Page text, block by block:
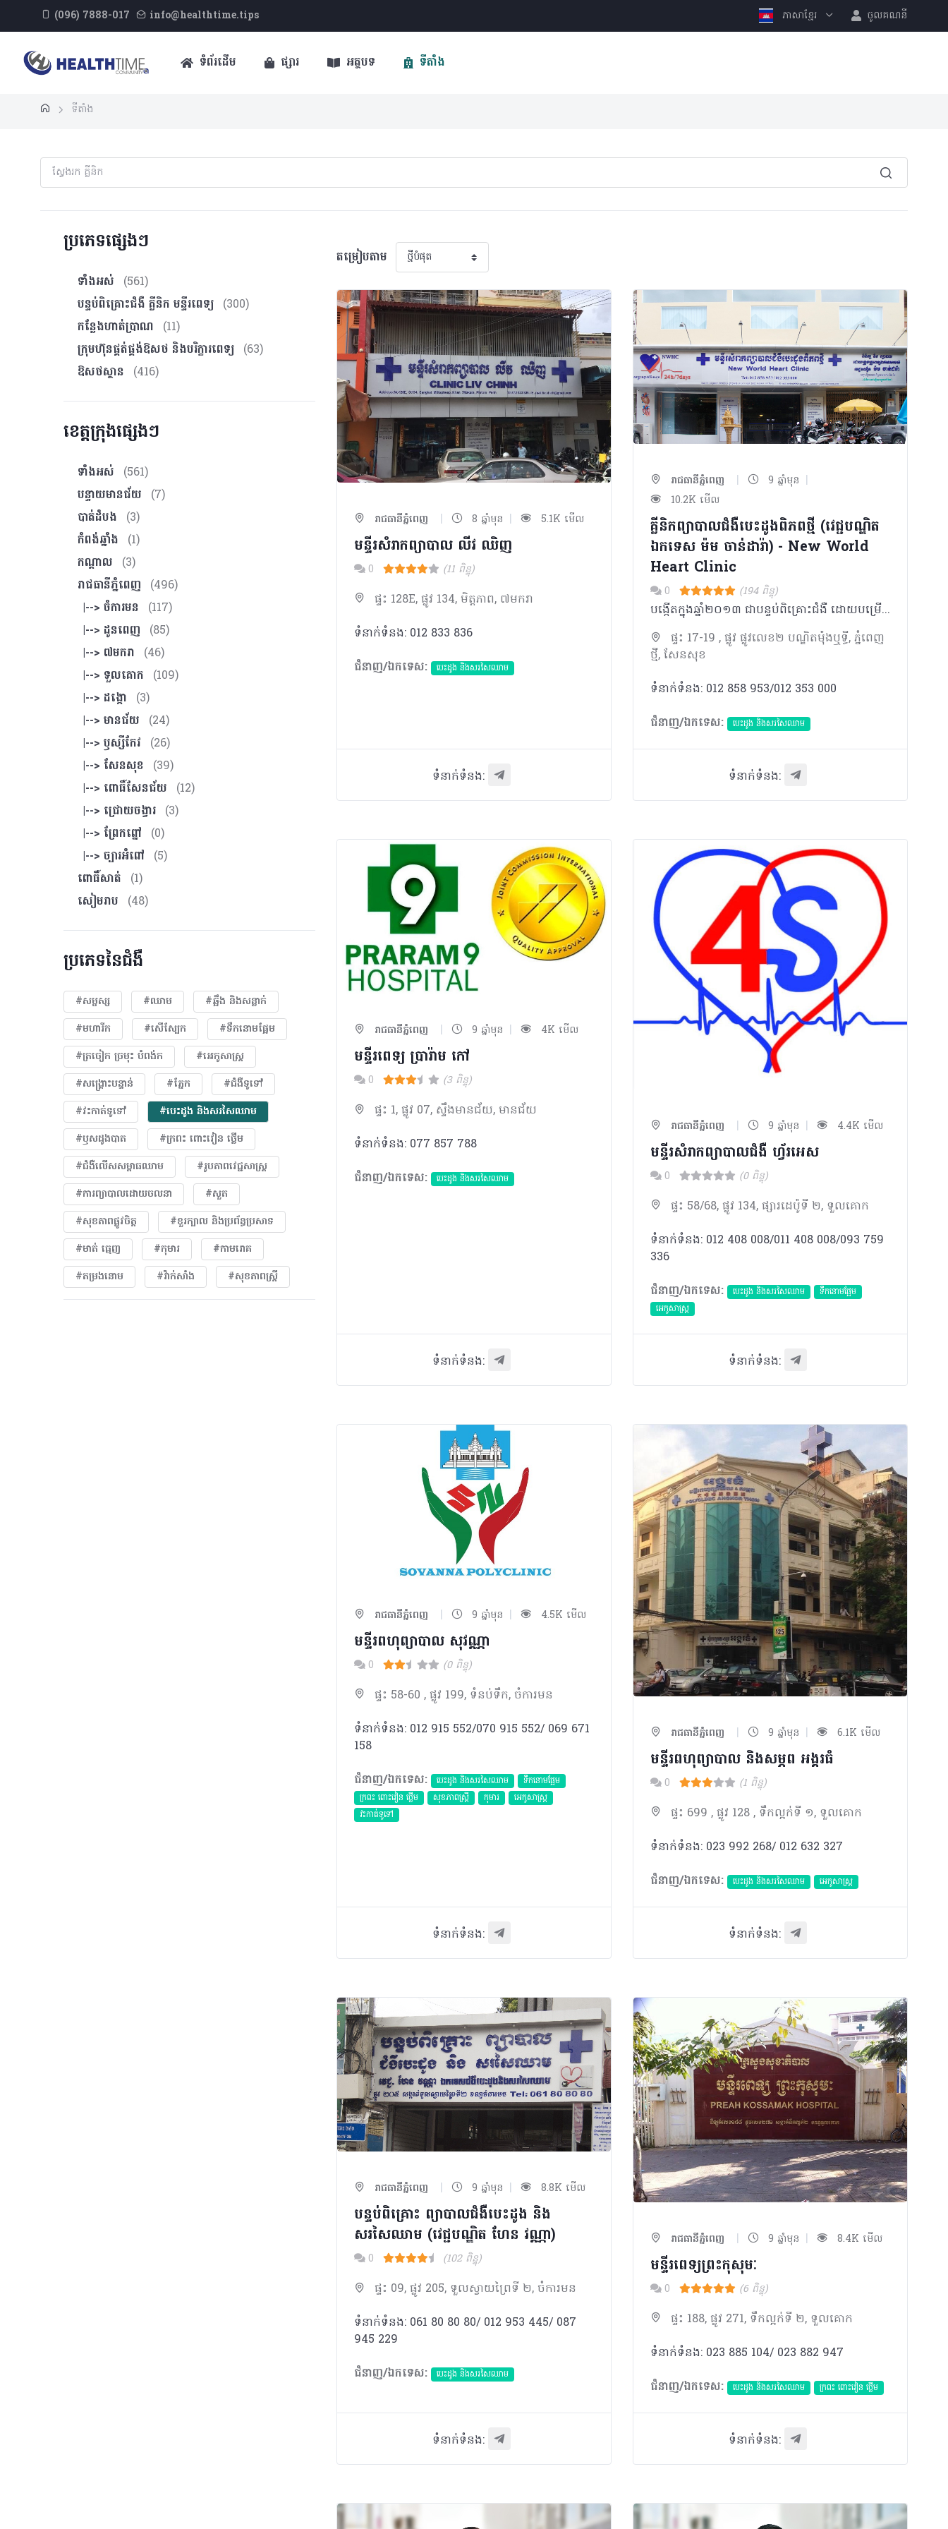
(096) 7888-017 info@healthtime.tips ភាសាខ្មែរ ចូលគណនី
ទំព័រដើម ផ្សារ អត្ថបទ ទីតាំង
ទីតាំង
ប្រភេទផ្សេងៗ
ទាំងអស់
(561)
បន្ទប់ពិគ្រោះ​ជំងឺ គ្លីនិក មន្ទីរពេទ្យ (300)
កន្លែងហាត់ប្រាណ
(11)
ក្រុមហ៊ុនផ្គត់ផ្គង់ឱសថ និងបរិក្ខារពេទ្យ (63)
ឱសថស្ថាន
(416)
ខេត្តក្រុងផ្សេងៗ
ទាំងអស់
(561)
បន្ទាយមានជ័យ
(7)
បាត់ដំបង
(3)
កំពង់ឆ្នាំង
(1)
កណ្ដាល
(3)
រាជធានីភ្នំពេញ
(496)
|--> ចំការមន
(117)
|--> ដូនពេញ
(85)
|--> ៧មករា
(46)
|--> ទួលគោក
(109)
|--> ដង្កោ
(3)
|--> មានជ័យ
(24)
|--> ឫស្សីកែវ
(26)
|--> សែនសុខ
(39)
|--> ពោធិ៍សែនជ័យ
(12)
|--> ជ្រោយចង្វារ (3)
|--> ព្រែកព្នៅ
(0)
|--> ច្បារអំពៅ
(5)
ពោធិ៍សាត់
(1)
សៀមរាប
(48)
ប្រភេទនៃជំងឺ
#សម្ផស្ស #ឈាម
#ឆ្អឹង និងសន្លាក់
#មហារីក​
#សើស្បែក
#ទឹកនោមផ្អែម
#ត្រចៀក ច្រមុះ បំពង់ក
#អេកូសាស្រ្ត
#សង្គ្រោះបន្ទាន់
#ភ្នែក​
#ជំងឺទូទៅ
#វះកាត់ទូទៅ
#បេះដូង​ និងសរសៃឈាម
#ឫសដូងបាត
#ក្រពះ ពោះវៀន ថ្លើម
#ជំងឺលើសសម្ពាធឈាម
#​រូបភាពវេជ្ជសាស្រ្ត
#ការព្យាបាលដោយ​ចលនា
#សួត
#សុខភាពផ្លូវចិត្ត
#ខួរក្បាល និងប្រព័ន្ធប្រសាទ
#មាត់ ធ្មេញ
#កុមារ
#កាមរោគ
#តម្រងនោម
#វ៉ាក់សាំង #សុខភាពស្រ្តី
តម្រៀបតាម
រាជធានីភ្នំពេញ | 8 ឆ្នាំមុន | 5.1K មើល
មន្ទីរសំរាកព្យាបាល លីវ ឈិញ
0 (11 ពិន្ទុ)
ផ្ទះ 128E, ផ្លូវ 134, មិត្ដភាព, ៧មករា
ទំនាក់ទំនង: 012 833 836
ជំនាញ/ឯកទេស:
បេះដូង​ និងសរសៃឈាម
ទំនាក់ទំនង:
រាជធានីភ្នំពេញ | 9 ឆ្នាំមុន |
10.2K មើល
គ្លីនិកព្យាបាលជំងឺបេះដូងពិភពថ្មី (វេជ្ជបណ្ឌិត​
ឯកទេស ម៉ម ចាន់ដារ៉ា) - New World
Heart Clinic
0 (194 ពិន្ទុ)
​បង្កើតក្នុងឆ្នាំ២០១៣ ជាបន្ទប់ពិគ្រោះជំងឺ ដោយបម្រើលើសេវាកម្ម​ ពិនិត្យ​ និងពិគ្រោះលើជំងឺបេះដូង ដោយម៉ាស៊ីន​ទំនើប ដែល​ផ្តល់លទ្ធផលជាក់លាក់។ ចាប់ពីឆ្នាំ២០១៦ ក៏បានកែប្រែទៅជាមន្ទីរសម្រាកព្យាបាលជំងឺបេះដូង​ពិភពថ្មី ដើម្បីផ្តល់ភាពងាយស្រួល​ដល់អ្នកជំងឺអាចសម្រាកព្យាបាលនិងអាចទទួលបានការថែទាំល្អ ពីវេជ្ជបណ្ឌិតដែលមានជំនាញច្បាស់លាស់ ក៏ដូចជាឧបករណ៍ដែលមានគុណភាពខ្ពស់ផងដែរ។
ផ្ទះ 17-19 , ផ្លូវ ផ្លូវលេខ២ បណ្ឌិត​ម៉ុងឬទ្ធី, ភ្នំពេញ
ថ្មី, សែនសុខ
ទំនាក់ទំនង: 012 858 953/012 353 000
ជំនាញ/ឯកទេស:
បេះដូង​ និងសរសៃឈាម
ទំនាក់ទំនង:
រាជធានីភ្នំពេញ | 9 ឆ្នាំមុន | 4K មើល
មន្ទីរពេទ្យ ប្រារ៉ាម កៅ
0 (3 ពិន្ទុ)
ផ្ទះ 1, ផ្លូវ 07, ស្ទឹងមានជ័យ, មានជ័យ
ទំនាក់ទំនង: 077 857 788
ជំនាញ/ឯកទេស:
បេះដូង​ និងសរសៃឈាម
ទំនាក់ទំនង:
រាជធានីភ្នំពេញ | 9 ឆ្នាំមុន | 4.4K មើល
មន្ទីរសំរាកព្យាបាលជំងឺ ហ្វ័រអេស
0 (0 ពិន្ទុ)
ផ្ទះ 58/68, ផ្លូវ 134, ផ្សារដេប៉ូទី ២, ទួលគោក
ទំនាក់ទំនង: 012 408 008/011 408 008/093 759
336
ជំនាញ/ឯកទេស:
បេះដូង​ និងសរសៃឈាម
ទឹកនោមផ្អែម
អេកូសាស្រ្ត
ទំនាក់ទំនង:
រាជធានីភ្នំពេញ | 9 ឆ្នាំមុន | 4.5K មើល
មន្ទីរពហុព្យាបាល​ សុវណ្ណា
0 (0 ពិន្ទុ)
ផ្ទះ 58-60 , ផ្លូវ 199, ទំនប់ទឹក, ចំការមន
ទំនាក់ទំនង: 012 915 552/070 915 552/ 069 671
158
ជំនាញ/ឯកទេស:
បេះដូង​ និងសរសៃឈាម
ទឹកនោមផ្អែម
ក្រពះ ពោះវៀន ថ្លើម
សុខភាពស្រ្តី កុមារ
អេកូសាស្រ្ត
វះកាត់ទូទៅ
ទំនាក់ទំនង:
រាជធានីភ្នំពេញ | 9 ឆ្នាំមុន | 6.1K មើល
មន្ទីរពហុព្យាបាល និងសម្ភព អង្គរធំ
0 (1 ពិន្ទុ)
ផ្ទះ 699 , ផ្លូវ 128 , ទឹកល្អក់ទី ១, ទួលគោក
ទំនាក់ទំនង: 023 992 268/ 012 632 327
ជំនាញ/ឯកទេស:
បេះដូង​ និងសរសៃឈាម អេកូសាស្រ្ត
ទំនាក់ទំនង:
រាជធានីភ្នំពេញ | 9 ឆ្នាំមុន | 8.8K មើល
បន្ទប់ពិគ្រោះ ព្យាបាលជំងឺបេះដូង និង
សរសៃឈាម (វេជ្ជបណ្ឌិត ហែន វណ្ណា)
0 (102 ពិន្ទុ)
ផ្ទះ 09, ផ្លូវ 205, ទួលស្វាយព្រៃទី ២, ចំការមន
ទំនាក់ទំនង: 061 80 80 80/ 012 953 445/ 087
945 229
ជំនាញ/ឯកទេស:
បេះដូង​ និងសរសៃឈាម
ទំនាក់ទំនង:
រាជធានីភ្នំពេញ | 9 ឆ្នាំមុន | 8.4K មើល
មន្ទីរពេទ្យព្រះកុសុមៈ
0 (6 ពិន្ទុ)
ផ្ទះ 188, ផ្លូវ 271, ទឹកល្អក់ទី ២, ទួលគោក
ទំនាក់ទំនង: 023 885 104/ 023 882 947
ជំនាញ/ឯកទេស:
បេះដូង​ និងសរសៃឈាម ក្រពះ ពោះវៀន ថ្លើម
ទំនាក់ទំនង: